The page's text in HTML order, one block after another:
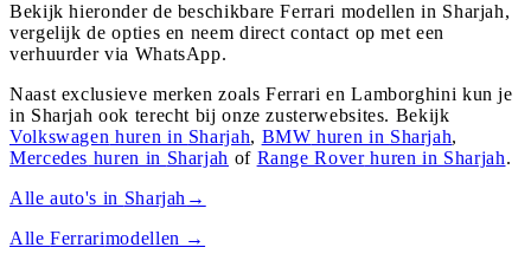
Bekijk hieronder de beschikbare Ferrari modellen in Sharjah,
vergelijk de opties en neem direct contact op met een
verhuurder via WhatsApp.
Naast exclusieve merken zoals Ferrari en Lamborghini kun je
in Sharjah ook terecht bij onze zusterwebsites. Bekijk
Volkswagen huren in Sharjah, BMW huren in Sharjah,
Mercedes huren in Sharjah of Range Roverhuren in Sharjah.
Alle auto's in Sharjah →
AlleFerrarimodellen →